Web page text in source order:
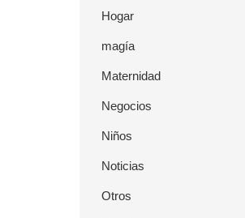
Hogar
magía
Maternidad
Negocios
Niños
Noticias
Otros